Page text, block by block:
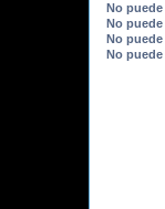
No puede
No puede
No puede
No puede